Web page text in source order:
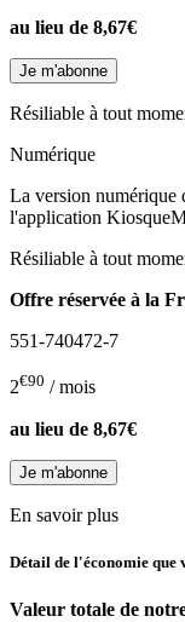
au lieu de 8,67€
Résiliable à tout
Numérique
La version numérique
l'application
Résiliable à tout
Offre réservée à la
551-740472-7
2€90 / mois
au lieu de 8,67€
En savoir plus
Détail de l'économie que
Valeur totale de